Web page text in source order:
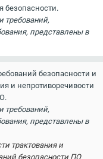
безопасности.
требований,
представлены в
безопасности и
и непротиворечивости
требований,
представлены в
трактования и
безопасности ПО